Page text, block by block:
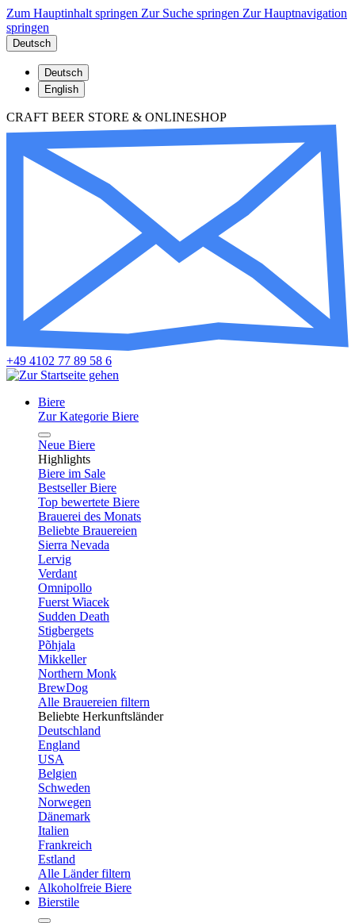
Zum Hauptinhalt springen Zur Suche springen Zur Hauptnavigation
springen
Deutsch
Deutsch
English
CRAFT BEER STORE & ONLINESHOP
+49 4102 77 89 58 6
Biere
Zur Kategorie Biere
Neue Biere
Highlights
Biere im Sale
Bestseller Biere
Top bewertete Biere
Brauerei des Monats
Beliebte Brauereien
Sierra Nevada
Lervig
Verdant
Omnipollo
Fuerst Wiacek
Sudden Death
Stigbergets
Põhjala
Mikkeller
Northern Monk
BrewDog
Alle Brauereien filtern
Beliebte Herkunftsländer
Deutschland
England
USA
Belgien
Schweden
Norwegen
Dänemark
Italien
Frankreich
Estland
Alle Länder filtern
Alkoholfreie Biere
Bierstile